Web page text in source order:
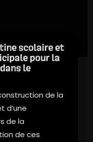
scolaire et
pour la
le
de la
d’une
de la
de ces